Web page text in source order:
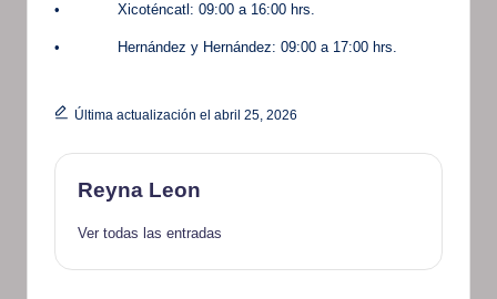
• Xicoténcatl: 09:00 a 16:00 hrs.
• Hernández y Hernández: 09:00 a 17:00 hrs.
Última actualización el abril 25, 2026
Reyna Leon
Ver todas las entradas